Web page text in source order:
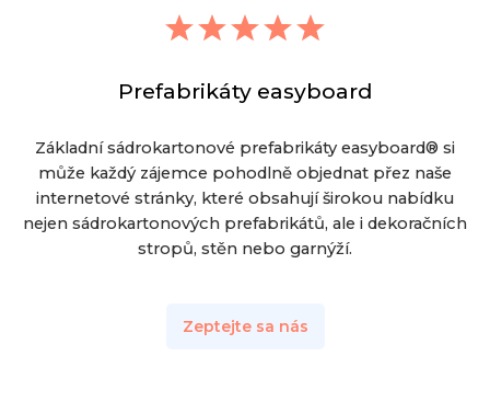
Prefabrikáty easyboard
Základní sádrokartonové prefabrikáty easyboard® si
může každý zájemce pohodlně objednat přez naše
internetové stránky, které obsahují širokou nabídku
nejen sádrokartonových prefabrikátů, ale i dekoračních
stropů, stěn nebo garnýží.
Zeptejte sa nás